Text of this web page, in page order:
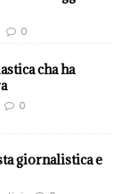
0
cha ha
0
giornalistica e